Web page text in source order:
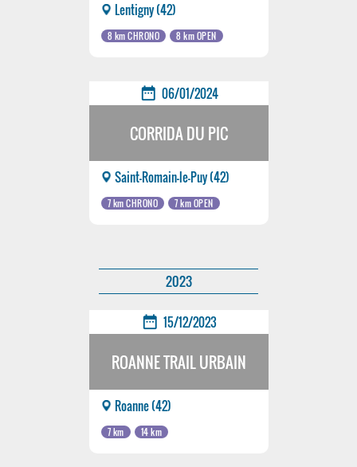
Lentigny (42)
8 km CHRONO 8 km OPEN
date_range 06/01/2024
CORRIDA DU PIC
Saint-Romain-le-Puy (42)
7 km CHRONO 7 km OPEN
2023
date_range 15/12/2023
ROANNE TRAIL URBAIN
Roanne (42)
7 km 14 km